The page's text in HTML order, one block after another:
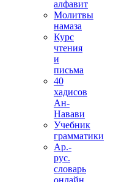
алфавит
Молитвы
намаза
Курс
чтения
и
письма
40
хадисов
Ан-
Навави
Учебник
грамматики
Ар.-
рус.
словарь
онлайн